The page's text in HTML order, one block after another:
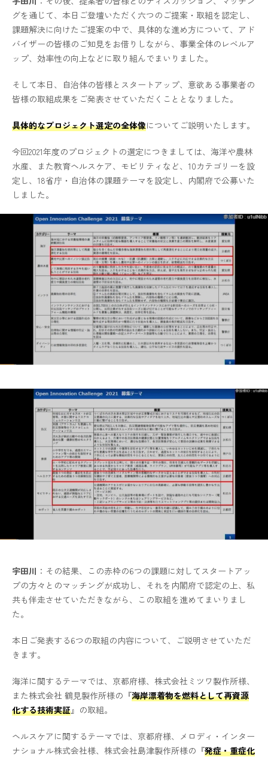
グを通じて、本日ご登壇いただく六つのご提案・取組を認定し、
課題解決に向けたご提案の中で、具体的な進め方について、アド
バイザーの皆様のご知見をお借りしながら、事業全体のレベルア
ップ、効率性の向上などに取り組んでまいりました。
そして本日、自治体の皆様とスタートアップ、意欲ある事業者の
皆様の取組成果をご発表させていただくこととなりました。
具体的なプロジェクト選定の全体像についてご説明いたします。
今回2021年度のプロジェクトの選定につきましては、海洋や農林
水産、また教育ヘルスケア、モビリティなど、10カテゴリーを設
定し、18省庁・自治体の課題テーマを設定し、内閣府で公募いた
しました。
宇田川 ：その結果、この赤枠の6つの課題に対してスタートアッ
プの方々とのマッチングが成功し、それを内閣府で認定の上、私
共も伴走させていただきながら、この取組を進めてまいりまし
た。
本日ご発表する6つの取組の内容について、ご説明させていただ
きます。
海洋に関するテーマでは、京都府様、株式会社ミツワ製作所様、
また株式会社 鶴見製作所様の『海岸漂着物を燃料として再資源
化する技術実証』の取組。
ヘルスケアに関するテーマでは、京都府様、メロディ・インター
ナショナル株式会社様、株式会社島津製作所様の『発症・重症化